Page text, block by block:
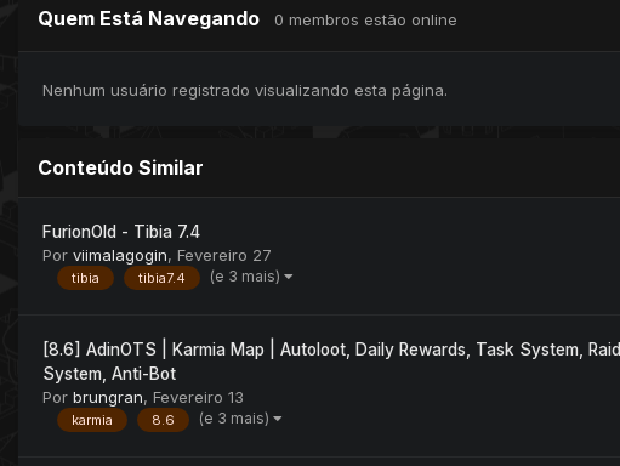
Quem Está Navegando 0 membros estão online
Nenhum usuário registrado visualizando esta página.
Conteúdo Similar
FurionOld - Tibia 7.4
Por viimalagogin, Fevereiro 27
tibia tibia7.4 (e 3 mais)
[8.6] AdinOTS | Karmia Map | Autoloot, Daily Rewards, Task System, Raid
System, Anti-Bot
Por brungran, Fevereiro 13
karmia 8.6 (e 3 mais)